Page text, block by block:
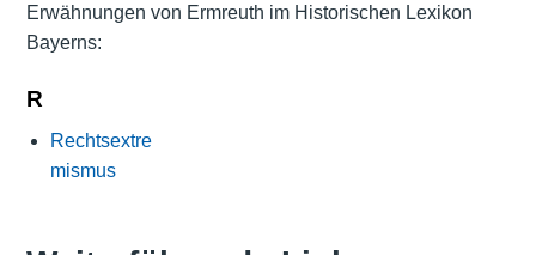
Erwähnungen von Ermreuth im Historischen Lexikon
Bayerns:
R
Rechtsextre
mismus